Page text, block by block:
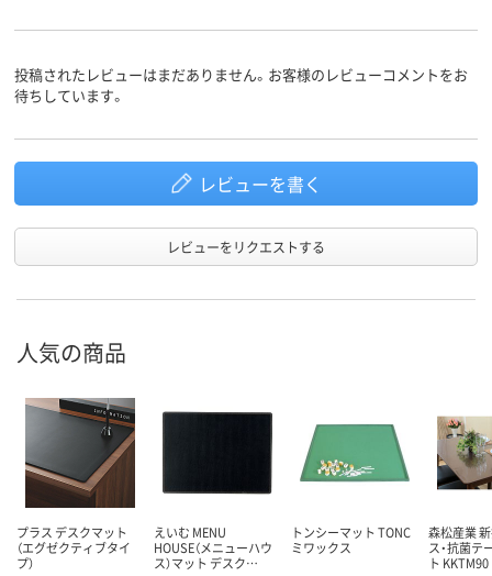
投稿されたレビューはまだありません。お客様のレビューコメントをお
待ちしています。
レビューを書く
レビューをリクエストする
人気の商品
プラス デスクマット
（エグゼクティブタイ
プ）
えいむ MENU
HOUSE（メニューハウ
ス）マット デスク…
トンシーマット TONC
ミワックス
森松産業
ス・抗菌テ
ト KKTM90